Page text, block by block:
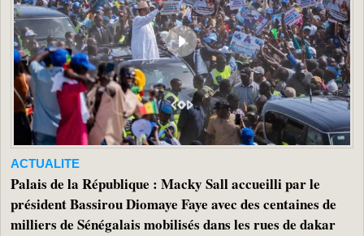
ACTUALITE
Palais de la République : Macky Sall accueilli par le
président Bassirou Diomaye Faye avec des centaines de
milliers de Sénégalais mobilisés dans les rues de dakar